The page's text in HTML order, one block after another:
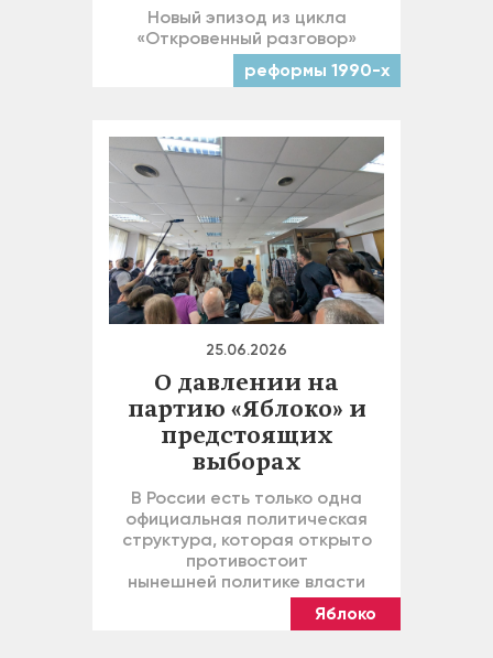
Новый эпизод из цикла
«Откровенный разговор»
реформы 1990-х
25.06.2026
О давлении на
партию «Яблоко» и
предстоящих
выборах
В России есть только одна
официальная политическая
структура, которая открыто
противостоит
нынешней политике власти
Яблоко